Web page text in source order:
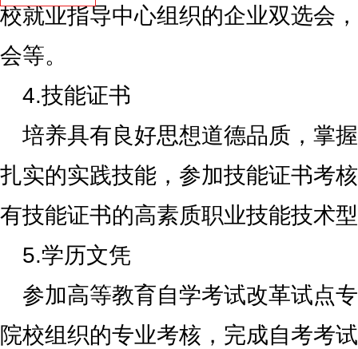
校就业指导中心组织的企业双选会
会等。
4.技能证书
培养具有良好思想道德品质，掌
扎实的实践技能，参加技能证书考
有技能证书的高素质职业技能技术
5.学历文凭
参加高等教育自学考试改革试点
院校组织的专业考核，完成自考考